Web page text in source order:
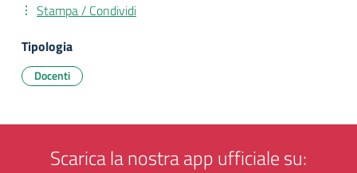
Stampa / Condividi
Tipologia
Docenti
Scarica la nostra app ufficiale su: